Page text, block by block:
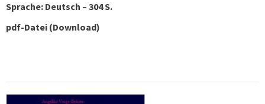
Sprache: Deutsch – 304 S.
pdf-Datei (Download)